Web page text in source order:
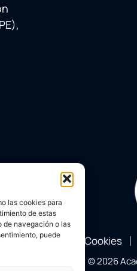
las cookies para
de estas
de navegación o las
puede
legal Política Cookies
© 2026